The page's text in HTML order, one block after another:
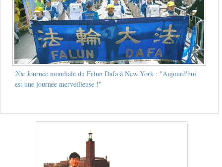
20e Journée mondiale du Falun Dafa à New York : "Aujourd'hui
est une journée merveilleuse !"